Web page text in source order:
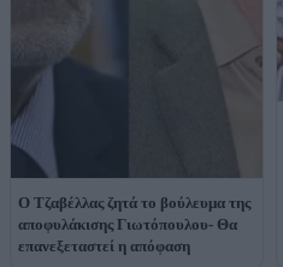
Ο Τζαβέλλας ζητά το βούλευμα της
αποφυλάκισης Γιωτόπουλου- Θα
επανεξεταστεί η απόφαση